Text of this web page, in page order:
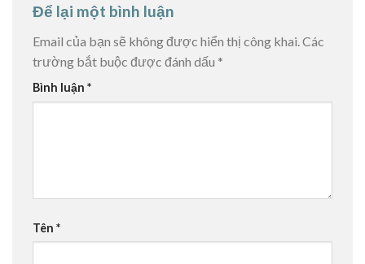
Để lại một bình luận
Email của bạn sẽ không được hiển thị công khai.Các
trường bắt buộc được đánh dấu *
Bình luận *
Tên *